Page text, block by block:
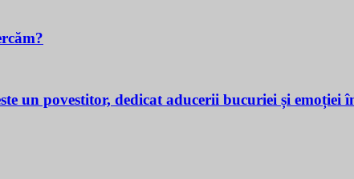
un povestitor, dedicat aducerii bucuriei și emoției